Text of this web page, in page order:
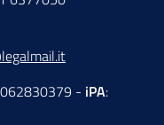
- iPA: